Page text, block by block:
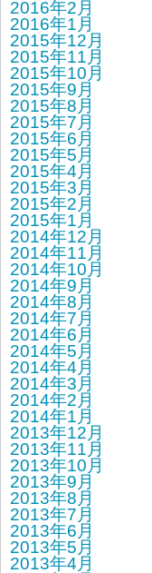
2016年2月
2016年1月
2015年12月
2015年11月
2015年10月
2015年9月
2015年8月
2015年7月
2015年6月
2015年5月
2015年4月
2015年3月
2015年2月
2015年1月
2014年12月
2014年11月
2014年10月
2014年9月
2014年8月
2014年7月
2014年6月
2014年5月
2014年4月
2014年3月
2014年2月
2014年1月
2013年12月
2013年11月
2013年10月
2013年9月
2013年8月
2013年7月
2013年6月
2013年5月
2013年4月